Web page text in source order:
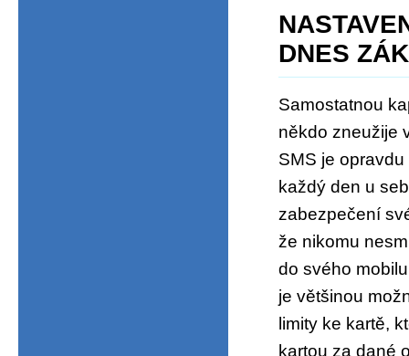
DNES
Samostatnou
někdo zneužije
SMS je
každý den u
zabezpečení
že nikomu
do svého
je většinou
limity ke kartě,
kartou za dané